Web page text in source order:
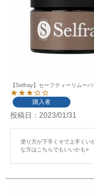
【Selfray】セーフティーリム
購入者
投稿日 2023/01/31
塗り方が下手くそで上手くい
な方はこちらでもいいかも○